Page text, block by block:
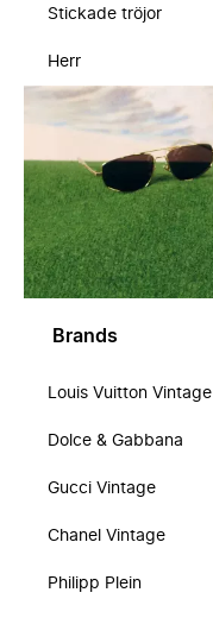
Stickade tröjor
Herr
Brands
Louis Vuitton Vintage
Dolce & Gabbana
Gucci Vintage
Chanel Vintage
Philipp Plein